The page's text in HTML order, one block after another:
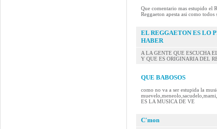
Que comentario mas estupido el
Reggaeton apesta asi como
EL REGGAETON ES LO
HABER
A LA GENTE QUE ESCUCHA
Y QUE ES ORIGINARIA DEL
QUE BABOSOS
como no va a ser estupida la
ES LA MUSICA DE VE
C'mon